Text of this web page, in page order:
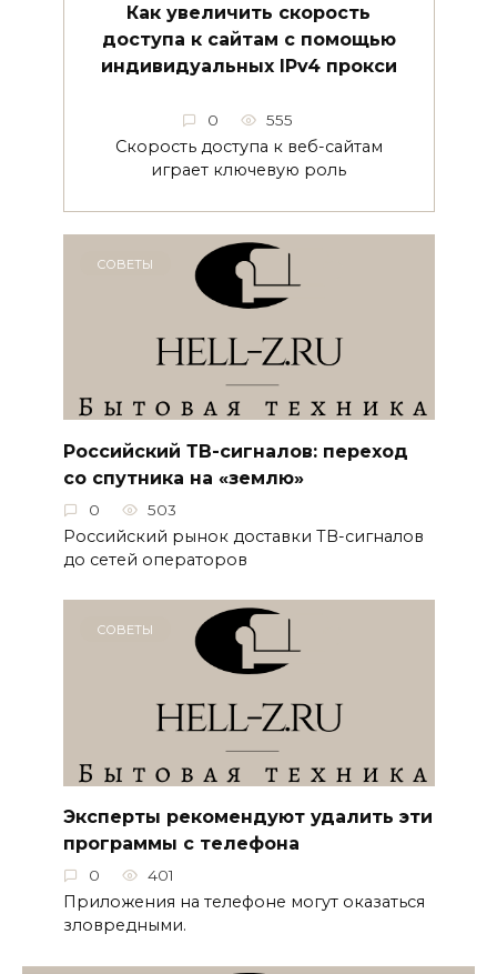
Как увеличить скорость
доступа к сайтам с помощью
индивидуальных IPv4 прокси
0 555
Скорость доступа к веб-сайтам
играет ключевую роль
СОВЕТЫ
Российский ТВ-сигналов: переход
со спутника на «землю»
0 503
Российский рынок доставки ТВ-сигналов
до сетей операторов
СОВЕТЫ
Эксперты рекомендуют удалить эти
программы с телефона
0 401
Приложения на телефоне могут оказаться
зловредными.